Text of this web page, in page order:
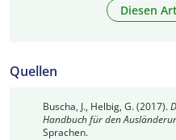
Diesen
Quellen
Buscha, J., Helbig, G. (2017).
Handbuch für den
Sprachen.